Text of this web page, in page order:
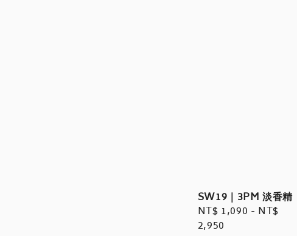
SW19｜3PM 淡香精
Regular
price
NT$ 1,090 - NT$
2,950